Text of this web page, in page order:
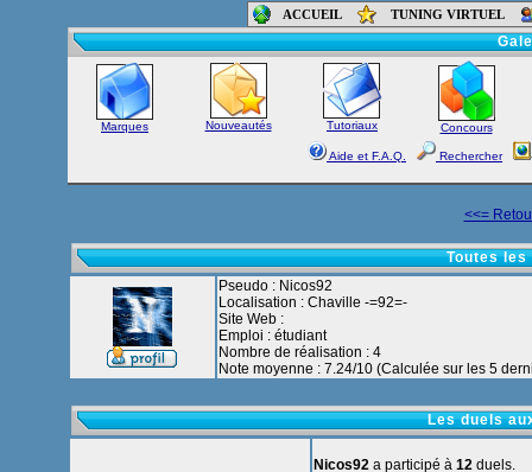
ACCUEIL TUNING VIRTUEL
Accueil-
Marques Nouveautés Tutoriaux Concours
Aide et F.A.Q. Rechercher
<<=
Toutes
Pseudo : Nicos92
Localisation : Chaville -=92=-
Site Web :
Emploi : étudiant
Nombre de réalisation : 4
Note moyenne : 7.24/10 (Calculée sur les 5
Les duels
Nicos92a participé à 12duels.